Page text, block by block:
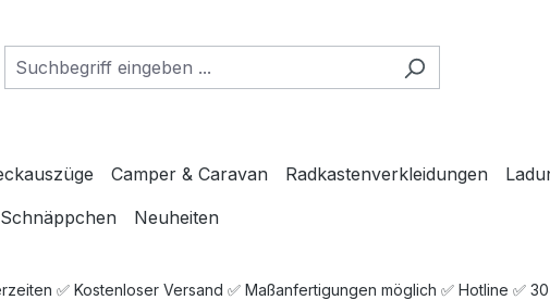
Camper & Caravan Radkastenverkleidungen
Schnäppchen Neuheiten
✅ Kostenloser Versand ✅ Maßanfertigungen möglich ✅ Hotline ✅